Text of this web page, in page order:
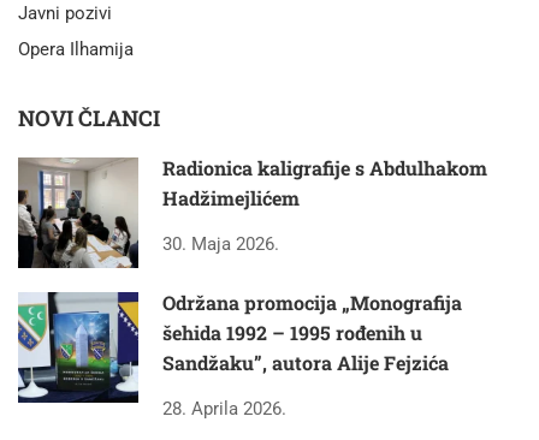
Javni pozivi
Opera Ilhamija
NOVI ČLANCI
Radionica kaligrafije s Abdulhakom
Hadžimejlićem
30. Maja 2026.
Održana promocija „Monografija
šehida 1992 – 1995 rođenih u
Sandžaku”, autora Alije Fejzića
28. Aprila 2026.